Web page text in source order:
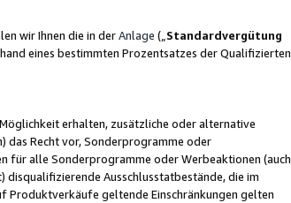
wir Ihnen die in derAnlage („ Standardvergütung
eines bestimmten Prozentsatzes der Qualifizierten
erhalten, zusätzliche oder alternative
das Recht vor, Sonderprogramme oder
für alle Sonderprogramme oder Werbeaktionen (auch
Ausschlusstatbestände, die im
Produktverkäufe geltende Einschränkungen gelten